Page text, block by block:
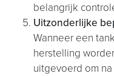
belangrijk
Uitzonderlijke
Wanneer een
herstelling
uitgevoerd om